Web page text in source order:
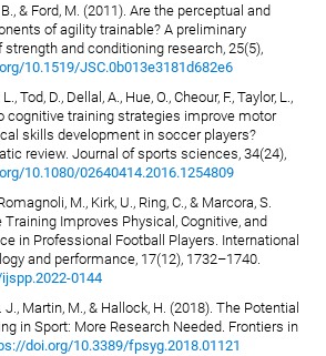
& Ford, M. (2011). Are the perceptual and
of agility trainable? A preliminary
and conditioning research, 25(5),
10.1519/JSC.0b013e3181d682e6
Tod, D., Dellal, A., Hue, O., Cheour, F., Taylor, L.,
cognitive training strategies improve motor
skills development in soccer players?
review. Journal of sports sciences, 34(24),
10.1080/02640414.2016.1254809
M., Kirk, U., Ring, C., & Marcora, S.
Training Improves Physical, Cognitive, and
in Professional Football Players. International
and performance, 17(12), 1732–1740.
0144
J., Martin, M., & Hallock, H. (2018). The Potential
in Sport: More Research Needed. Frontiers in
doi.org/10.3389/fpsyg.2018.01121